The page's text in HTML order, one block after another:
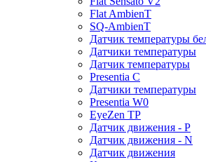
Flat AmbienT
SQ-AmbienT
Датчик температуры
Датчики температуры
Датчик температуры
Presentia C
Датчики температуры
Presentia W0
EyeZen TP
Датчик движения - P
Датчик движения - N
Датчик движения